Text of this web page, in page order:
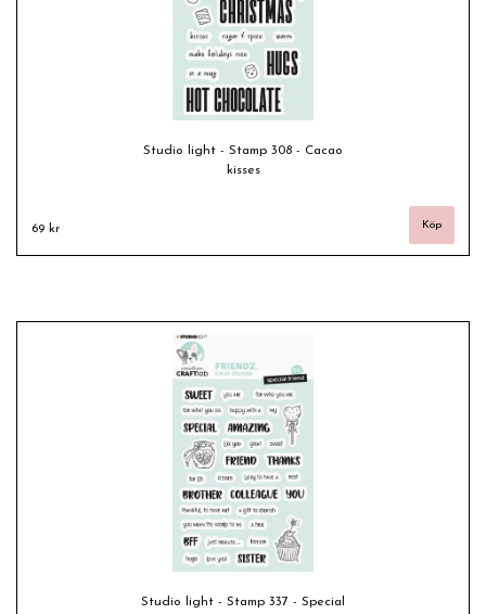
Studio light - Stamp 308 - Cacao
kisses
69 kr
Studio light - Stamp 337 - Special